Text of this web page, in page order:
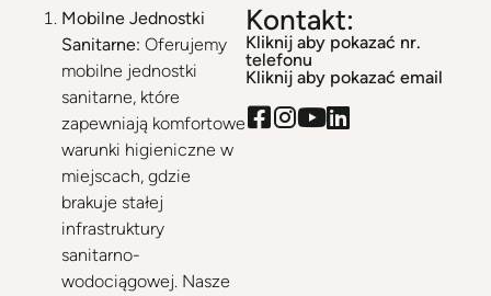
Mobilne Jednostki
Sanitarne: Oferujemy
mobilne jednostki
sanitarne, które
zapewniają komfortowe
warunki higieniczne w
miejscach, gdzie
brakuje stałej
infrastruktury
sanitarno-
wodociągowej. Nasze
Kontakt:
Kliknij aby pokazać nr.
telefonu
Kliknij aby pokazać email